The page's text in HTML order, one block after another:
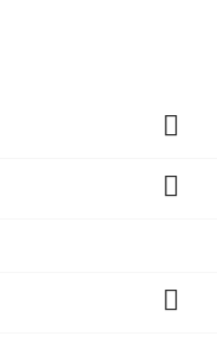


